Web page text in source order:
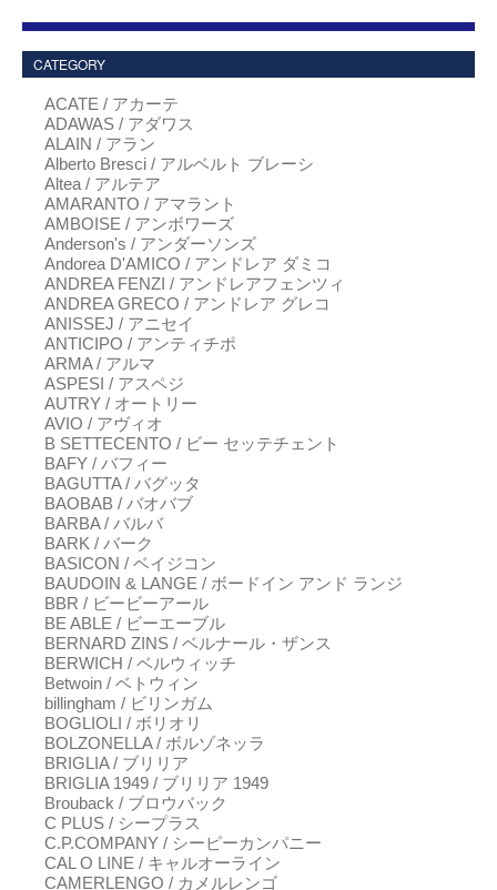
CATEGORY
ACATE / アカーテ
ADAWAS / アダワス
ALAIN / アラン
Alberto Bresci / アルベルト ブレーシ
Altea / アルテア
AMARANTO / アマラント
AMBOISE / アンボワーズ
Anderson's / アンダーソンズ
Andorea D'AMICO / アンドレア ダミコ
ANDREA FENZI / アンドレアフェンツィ
ANDREA GRECO / アンドレア グレコ
ANISSEJ / アニセイ
ANTICIPO / アンティチポ
ARMA / アルマ
ASPESI / アスペジ
AUTRY / オートリー
AVIO / アヴィオ
B SETTECENTO / ビー セッテチェント
BAFY / バフィー
BAGUTTA / バグッタ
BAOBAB / バオバブ
BARBA / バルバ
BARK / バーク
BASICON / ベイジコン
BAUDOIN & LANGE / ボードイン アンド ランジ
BBR / ビービーアール
BE ABLE / ビーエーブル
BERNARD ZINS / ベルナール・ザンス
BERWICH / ベルウィッチ
Betwoin / ベトウィン
billingham / ビリンガム
BOGLIOLI / ボリオリ
BOLZONELLA / ボルゾネッラ
BRIGLIA / ブリリア
BRIGLIA 1949 / ブリリア 1949
Brouback / ブロウバック
C PLUS / シープラス
C.P.COMPANY / シーピーカンパニー
CAL O LINE / キャルオーライン
CAMERLENGO / カメルレンゴ